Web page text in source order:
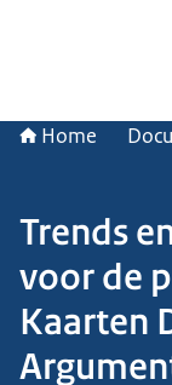
Home
Trends
voor de
Kaarten